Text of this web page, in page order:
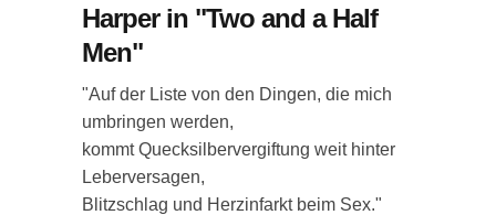
Harper in "Two and a Half
Men"
"Auf der Liste von den Dingen, die mich
umbringen werden,
kommt Quecksilbervergiftung weit hinter
Leberversagen,
Blitzschlag und Herzinfarkt beim Sex."